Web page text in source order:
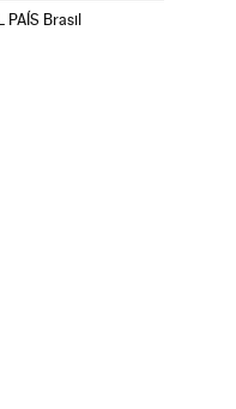
PAÍS Brasil